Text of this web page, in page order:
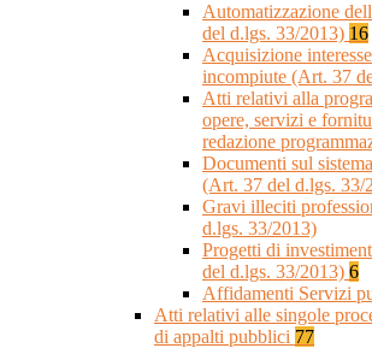
Automatizzazione
del d.lgs. 33/2013) 16
Acquisizione
incompiute (Art. 37
Atti relativi alla
opere, servizi e
redazione
Documenti sul
(Art. 37 del d.lgs. 33/
Gravi illeciti
d.lgs. 33/2013)
Progetti di
del d.lgs. 33/2013) 6
Affidamenti Servizi
Atti relativi alle singole
di appalti pubblici 77